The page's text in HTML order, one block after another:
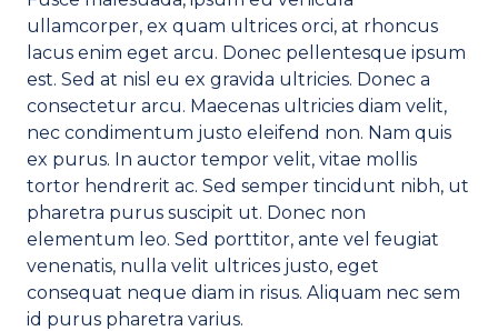
ullamcorper, ex quam ultrices orci, at rhoncus
lacus enim eget arcu. Donec pellentesque ipsum
est. Sed at nisl eu ex gravida ultricies. Donec a
consectetur arcu. Maecenas ultricies diam velit,
nec condimentum justo eleifend non. Nam quis
ex purus. In auctor tempor velit, vitae mollis
tortor hendrerit ac. Sed semper tincidunt nibh, ut
pharetra purus suscipit ut. Donec non
elementum leo. Sed porttitor, ante vel feugiat
venenatis, nulla velit ultrices justo, eget
consequat neque diam in risus. Aliquam nec sem
id purus pharetra varius.